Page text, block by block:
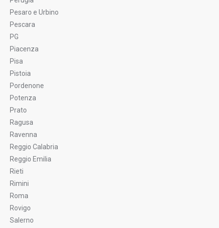
Pesaro e Urbino
Pescara
PG
Piacenza
Pisa
Pistoia
Pordenone
Potenza
Prato
Ragusa
Ravenna
Reggio Calabria
Reggio Emilia
Rieti
Rimini
Roma
Rovigo
Salerno